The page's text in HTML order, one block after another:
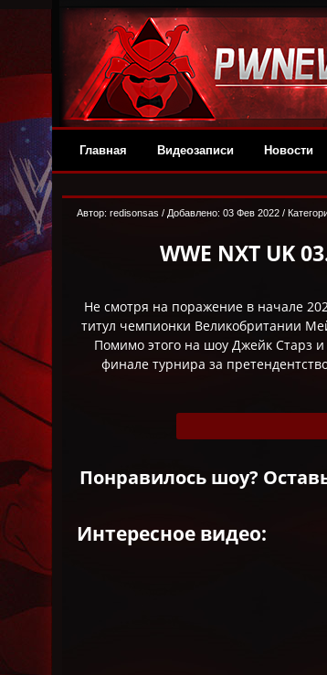
Главная Видеозаписи Новости
Автор: redisonsas / Добавлено: 03 Фев 2022 /
WWE NXT UK
Не смотря на поражение в начале
титул чемпионки Великобритании
Помимо этого на шоу Джейк Старз
финале турнира за
Понравилось шоу?
Интересное видео: